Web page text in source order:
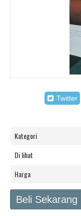
Twitter
Kategori
Di lihat
Harga
Beli Sekarang